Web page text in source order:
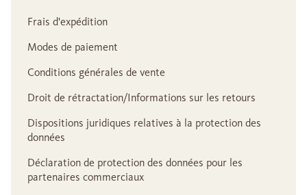
Frais d'expédition
Modes de paiement
Conditions générales de vente
Droit de rétractation/Informations sur les retours
Dispositions juridiques relatives à la protection des
données
Déclaration de protection des données pour les
partenaires commerciaux